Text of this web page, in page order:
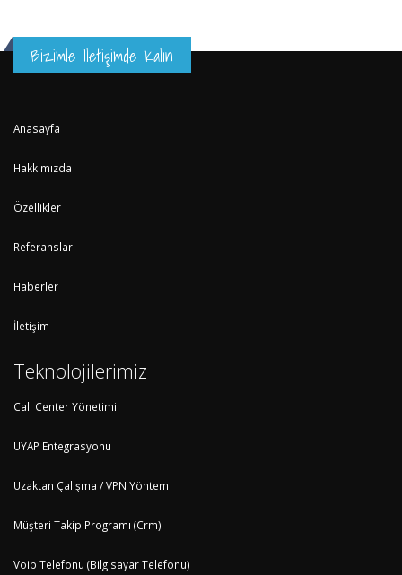
Bizimle Iletişimde Kalın
Anasayfa
Hakkımızda
Özellikler
Referanslar
Haberler
İletişim
Teknolojilerimiz
Call Center Yönetimi
UYAP Entegrasyonu
Uzaktan Çalışma / VPN Yöntemi
Müşteri Takip Programı (Crm)
Voip Telefonu (Bilgisayar Telefonu)